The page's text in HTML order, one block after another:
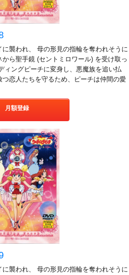
襲われ、 母の形見の指輪を奪われそうに
ら聖手鏡 (セントミロワール) を受け取っ
ィングピーチに変身し、悪魔族を追い払
恋人たちを守るため、ピーチは仲間の愛
月額登録
襲われ、 母の形見の指輪を奪われそうに